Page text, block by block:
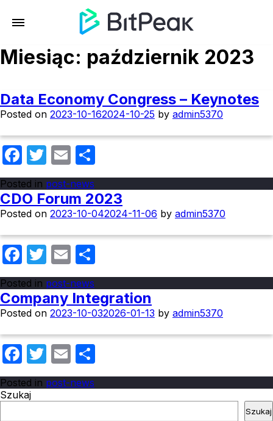
Miesiąc: październik 2023
Data Economy Congress – Keynotes
Posted on 2023-10-162024-10-25 by admin5370
Facebook
Twitter
Email
Posted in post-news
CDO Forum 2023
Posted on 2023-10-042024-11-06 by admin5370
Facebook
Twitter
Email
Posted in post-news
Company Integration
Posted on 2023-10-032026-01-13 by admin5370
Facebook
Twitter
Email
Posted in post-news
Szukaj
Szukaj